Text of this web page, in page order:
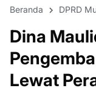
Beranda DPRD
Dina
Lewat